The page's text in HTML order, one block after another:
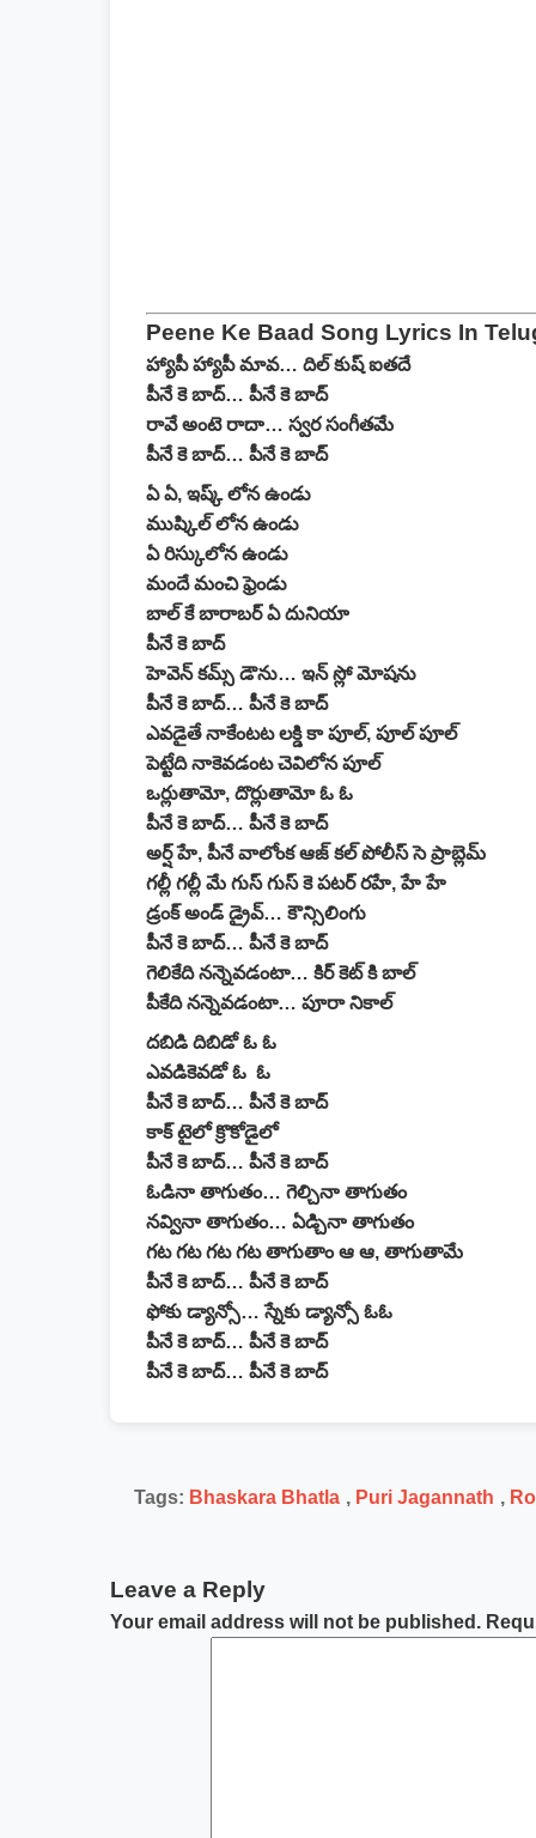
Peene Ke Baad Song Lyrics In
హ్యాపీ హ్యాపీ మావ… దిల్ కుష్ ఐతదే
పీనే కె బాద్… పీనే కె బాద్
రావే అంటె రాదా… స్వర సంగీతమే
పీనే కె బాద్… పీనే కె బాద్
ఏ ఏ, ఇష్క్ లోన ఉండు
ముష్కిల్ లోన ఉండు
ఏ రిస్కులోన ఉండు
మందే మంచి ఫ్రెండు
బాల్ కే బారాబర్ ఏ దునియా
పీనే కె బాద్
హెవెన్ కమ్స్ డౌను… ఇన్ స్లో మోషను
పీనే కె బాద్… పీనే కె బాద్
ఎవడైతే నాకేంటట లక్డి కా పూల్, పూల్ పూల్
పెట్టేది నాకెవడంట చెవిలోన పూల్
ఒర్లుతామో, దొర్లుతామో ఓ ఓ
పీనే కె బాద్… పీనే కె బాద్
అర్ష్ హే, పీనే వాలోంక ఆజ్ కల్ పోలీస్ సె ప్రాబ్లెమ్
గల్లీ గల్లీ మే గుస్ గుస్ కె పటర్ రహే, హే హే
డ్రంక్ అండ్ డ్రైవ్… కౌన్సిలింగు
పీనే కె బాద్… పీనే కె బాద్
గెలికేది నన్నెవడంటా… కిర్ కెట్ కి బాల్
పీకేది నన్నెవడంటా… పూరా నికాల్
దబిడి దిబిడో ఓ ఓ
ఎవడికెవడో ఓ ఓ
పీనే కె బాద్… పీనే కె బాద్
కాక్ టైలో క్రొకోడైలో
పీనే కె బాద్… పీనే కె బాద్
ఓడినా తాగుతం… గెల్చినా తాగుతం
నవ్వినా తాగుతం… ఏడ్చినా తాగుతం
గట గట గట గట తాగుతాం ఆ ఆ, తాగుతామే
పీనే కె బాద్… పీనే కె బాద్
ఫోకు డ్యాన్సో… స్నేకు డ్యాన్సో ఓఓ
పీనే కె బాద్… పీనే కె బాద్
పీనే కె బాద్… పీనే కె బాద్
Tags: Bhaskara Bhatla , Puri Jagannath ,
Leave a Reply
Your email address will not be published.